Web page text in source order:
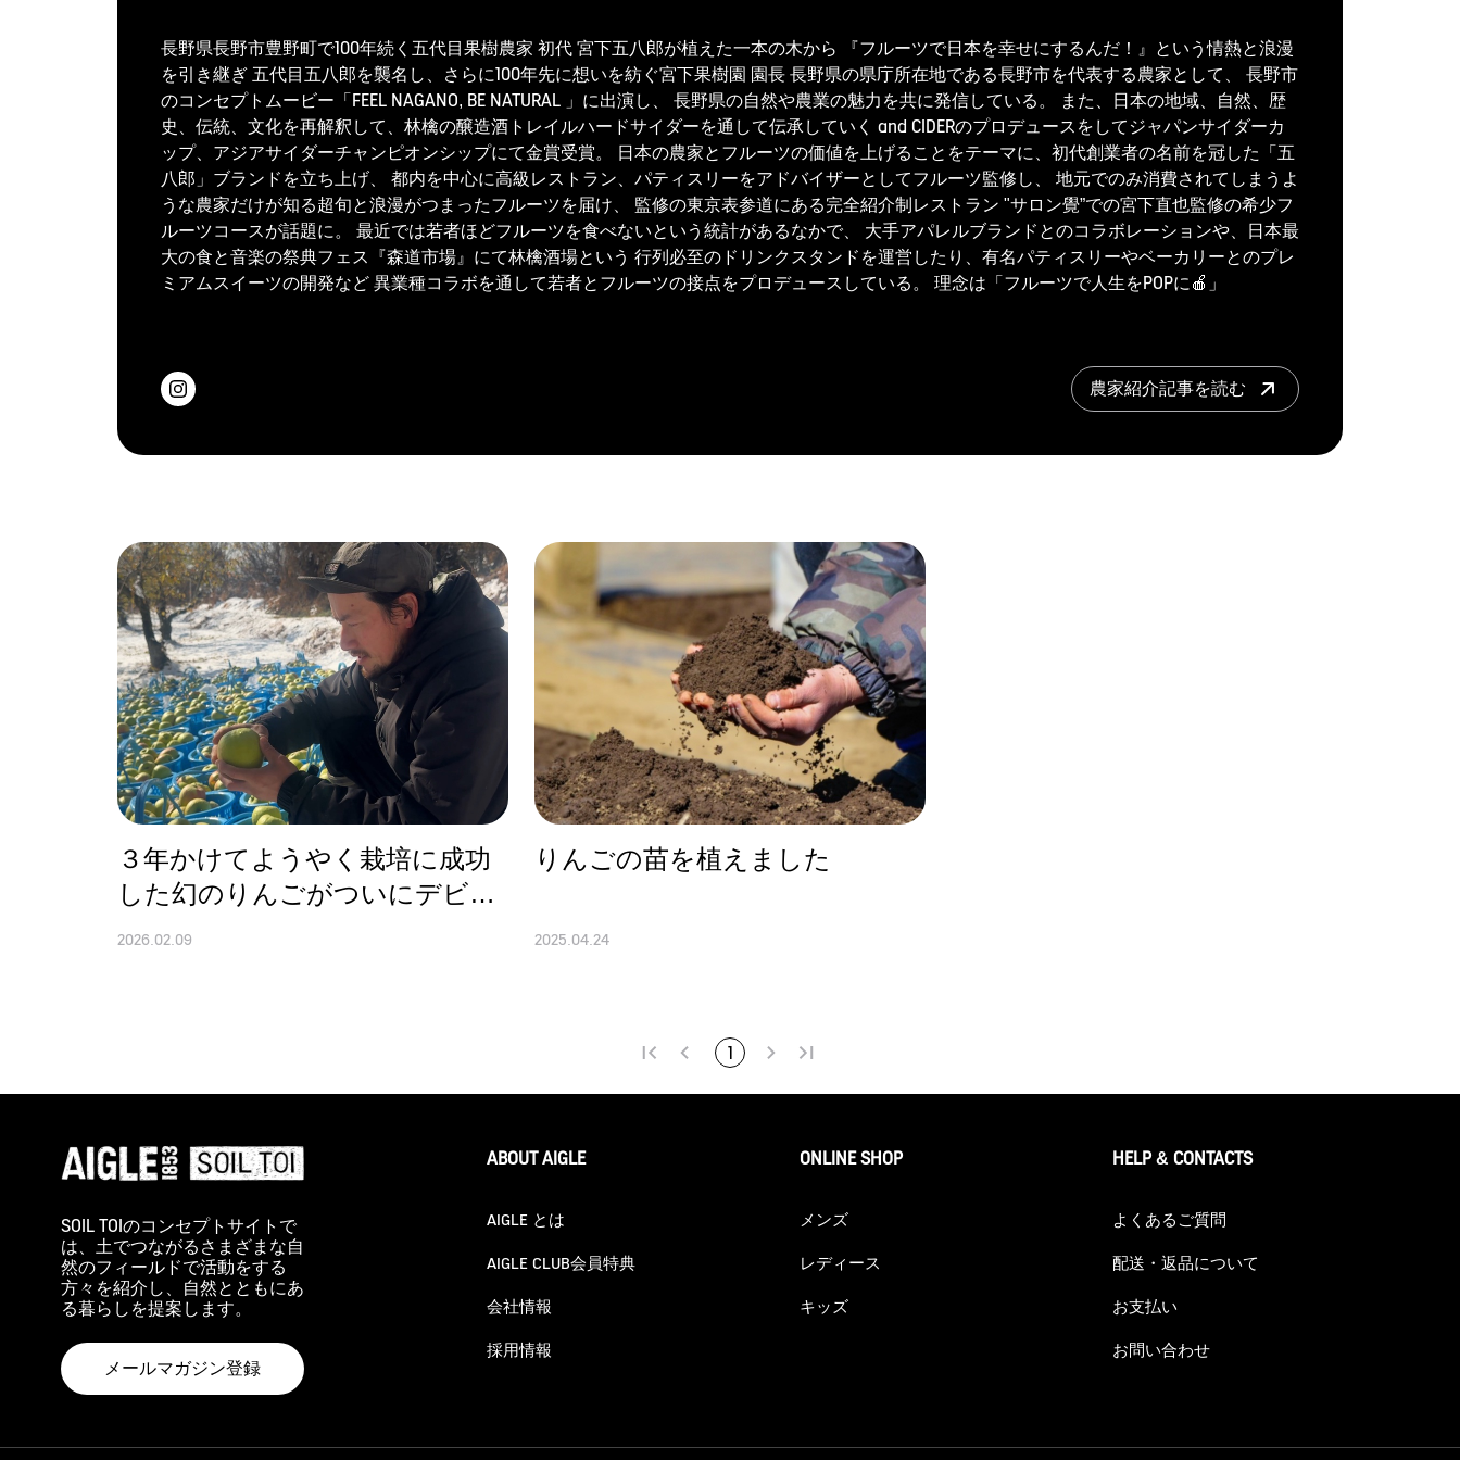
長野県長野市豊野町で100年続く五代目果樹農家 初代 宮下五八郎が植えた一本の木から 『フルーツで日本を幸せにするんだ！』という情熱と浪漫
を引き継ぎ 五代目五八郎を襲名し、さらに100年先に想いを紡ぐ宮下果樹園 園長 長野県の県庁所在地である長野市を代表する農家として、 長野市
のコンセプトムービー「FEEL NAGANO, BE NATURAL 」に出演し、 長野県の自然や農業の魅力を共に発信している。 また、日本の地域、自然、歴
史、伝統、文化を再解釈して、林檎の醸造酒トレイルハードサイダーを通して伝承していく and CIDERのプロデュースをしてジャパンサイダーカ
ップ、アジアサイダーチャンピオンシップにて金賞受賞。 日本の農家とフルーツの価値を上げることをテーマに、初代創業者の名前を冠した「五
八郎」ブランドを立ち上げ、 都内を中心に高級レストラン、パティスリーをアドバイザーとしてフルーツ監修し、 地元でのみ消費されてしまうよ
うな農家だけが知る超旬と浪漫がつまったフルーツを届け、 監修の東京表参道にある完全紹介制レストラン "サロン覺”での宮下直也監修の希少フ
ルーツコースが話題に。 最近では若者ほどフルーツを食べないという統計があるなかで、 大手アパレルブランドとのコラボレーションや、日本最
大の食と音楽の祭典フェス『森道市場』にて林檎酒場という 行列必至のドリンクスタンドを運営したり、有名パティスリーやベーカリーとのプレ
ミアムスイーツの開発など 異業種コラボを通して若者とフルーツの接点をプロデュースしている。 理念は「フルーツで人生をPOPに🍎」
農家紹介記事を読む
３年かけてようやく栽培に成功
した幻のりんごがついにデビュ
ー🍏
2026.02.09
りんごの苗を植えました
2025.04.24
1
SOIL TOIのコンセプトサイトで
は、土でつながるさまざまな自
然のフィールドで活動をする
方々を紹介し、自然とともにあ
る暮らしを提案します。
メールマガジン登録
ABOUT AIGLE
AIGLE とは
AIGLE CLUB会員特典
会社情報
採用情報
ONLINE SHOP
メンズ
レディース
キッズ
HELP & CONTACTS
よくあるご質問
配送・返品について
お支払い
お問い合わせ